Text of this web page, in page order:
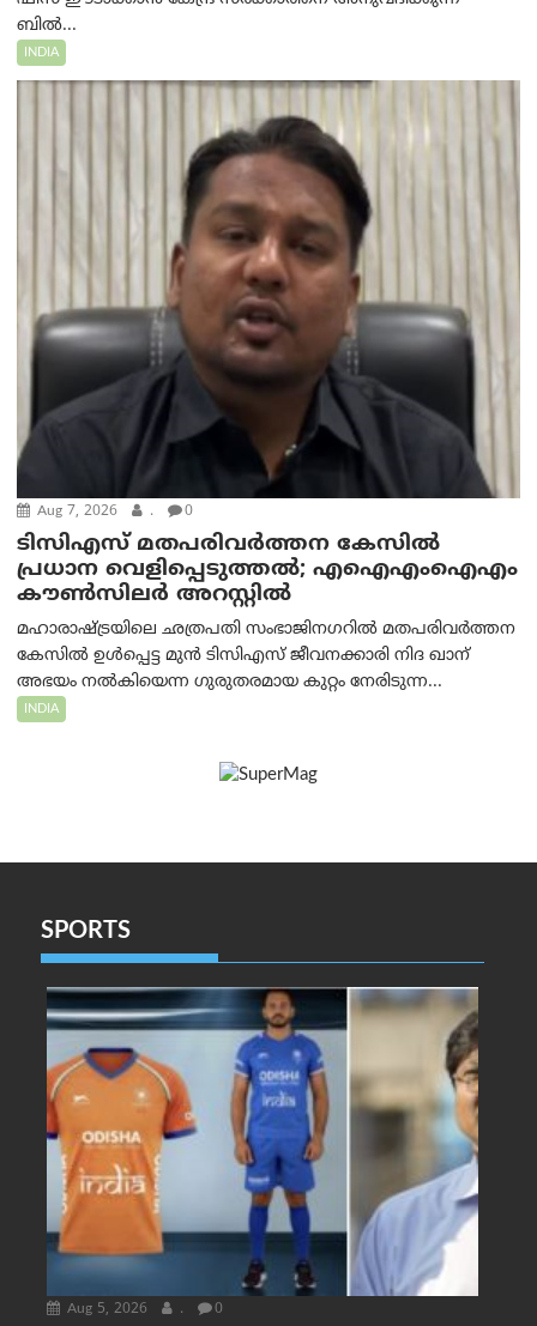
ബിൽ...
INDIA
Aug 7, 2026 . 0
ടിസിഎസ് മതപരിവർത്തന കേസിൽ
പ്രധാന വെളിപ്പെടുത്തൽ; എഐഎംഐഎം
കൗൺസിലർ അറസ്റ്റിൽ
മഹാരാഷ്ട്രയിലെ ഛത്രപതി സംഭാജിനഗറിൽ മതപരിവർത്തന
കേസിൽ ഉൾപ്പെട്ട മുൻ ടിസിഎസ് ജീവനക്കാരി നിദ ഖാന്
അഭയം നൽകിയെന്ന ഗുരുതരമായ കുറ്റം നേരിടുന്ന...
INDIA
SPORTS
Aug 5, 2026 . 0